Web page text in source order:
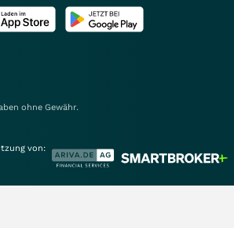
ohne Gewähr.
von: